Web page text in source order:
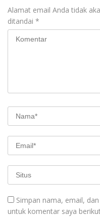
Alamat email Anda tidak
ditandai *
Simpan nama, email,
untuk komentar saya